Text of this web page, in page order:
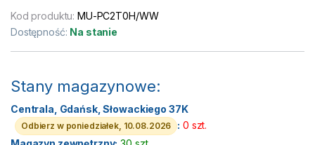
Kod produktu:MU-PC2T0H/WW
Dostępność: Na stanie
Stany magazynowe:
Centrala, Gdańsk, Słowackiego 37K
Odbierz w poniedziałek, 10.08.2026 : 0 szt.